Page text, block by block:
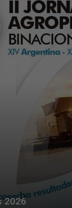
2026